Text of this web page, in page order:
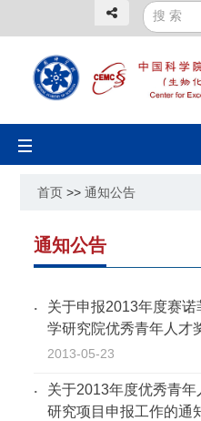
Toggle
navigation
首页 >>通知公告
通知公告
关于申报2013年度赛
学研究院优秀青年人才
2013-05-23
关于2013年度优秀青
研究项目申报工作的通